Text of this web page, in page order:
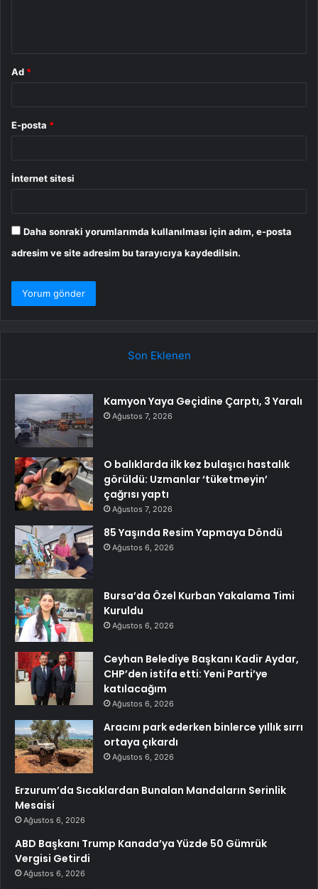
Ad *
E-posta *
İnternet sitesi
Daha sonraki yorumlarımda kullanılması için adım, e-posta
adresim ve site adresim bu tarayıcıya kaydedilsin.
Son Eklenen
Kamyon Yaya Geçidine Çarptı, 3 Yaralı
Ağustos 7, 2026
O balıklarda ilk kez bulaşıcı hastalık
görüldü: Uzmanlar ‘tüketmeyin’
çağrısı yaptı
Ağustos 7, 2026
85 Yaşında Resim Yapmaya Döndü
Ağustos 6, 2026
Bursa’da Özel Kurban Yakalama Timi
Kuruldu
Ağustos 6, 2026
Ceyhan Belediye Başkanı Kadir Aydar,
CHP’den istifa etti: Yeni Parti’ye
katılacağım
Ağustos 6, 2026
Aracını park ederken binlerce yıllık sırrı
ortaya çıkardı
Ağustos 6, 2026
Erzurum’da Sıcaklardan Bunalan Mandaların Serinlik
Mesaisi
Ağustos 6, 2026
ABD Başkanı Trump Kanada’ya Yüzde 50 Gümrük
Vergisi Getirdi
Ağustos 6, 2026